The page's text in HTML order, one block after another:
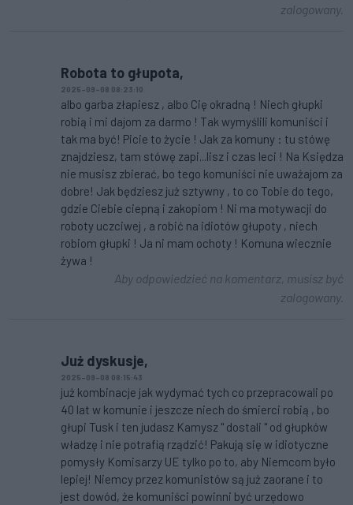
zalogowany.
Robota to głupota,
2025-09-08 08:23:10
albo garba złapiesz , albo Cię okradną ! Niech głupki
robią i mi dajom za darmo ! Tak wymyślili komuniści i
tak ma być! Picie to życie ! Jak za komuny : tu stówę
znajdziesz, tam stówę zapi...lisz i czas leci ! Na Księdza
nie musisz zbierać, bo tego komuniści nie uważajom za
dobre! Jak będziesz już sztywny , to co Tobie do tego,
gdzie Ciebie ciepną i zakopiom ! Ni ma motywacji do
roboty uczciwej , a robić na idiotów głupoty , niech
robiom głupki ! Ja ni mam ochoty ! Komuna wiecznie
żywa !
Aby odpowiedzieć na komentarz, musisz być
zalogowany.
Już dyskusje,
2025-09-08 08:15:43
już kombinacje jak wydymać tych co przepracowali po
40 lat w komunie i jeszcze niech do śmierci robią , bo
głupi Tusk i ten judasz Kamysz " dostali " od głupków
władzę i nie potrafią rządzić! Pakują się w idiotyczne
pomysły Komisarzy UE tylko po to, aby Niemcom było
lepiej! Niemcy przez komunistów są już zaorane i to
jest dowód, że komuniści powinni być urzędowo